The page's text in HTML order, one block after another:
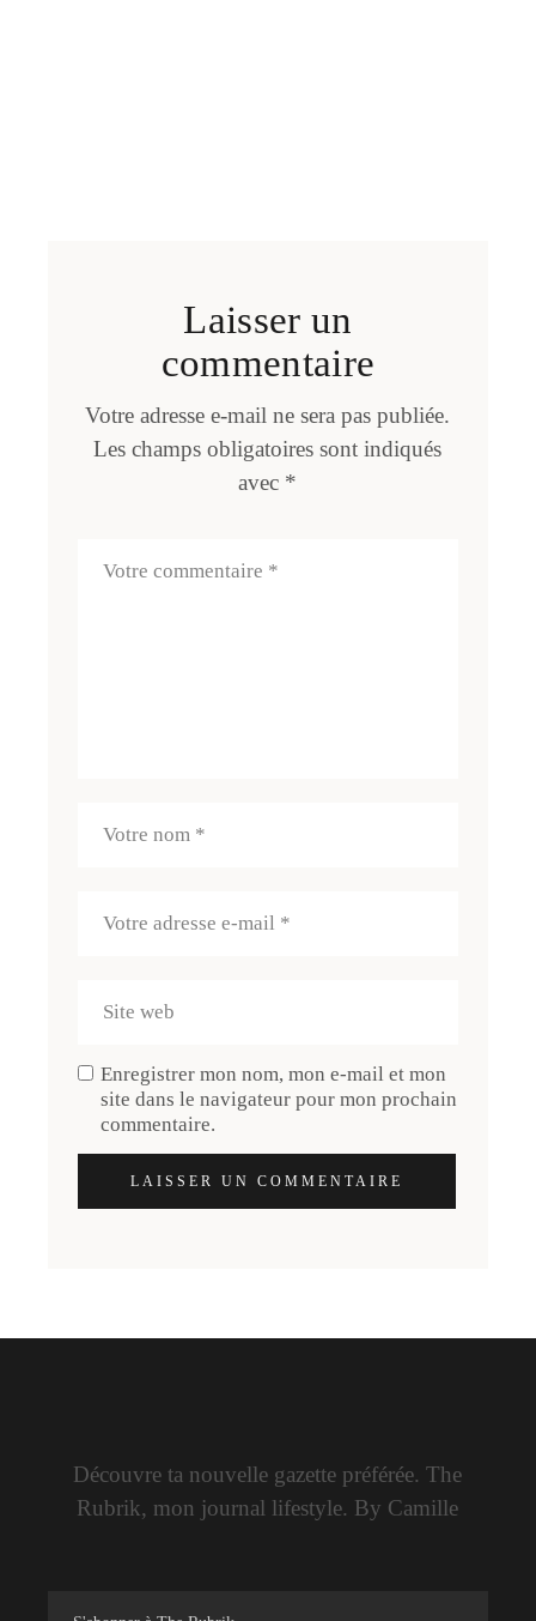
Laisser un
commentaire
Votre adresse e-mail ne sera pas publiée.
Les champs obligatoires sont indiqués
avec *
Enregistrer mon nom, mon e-mail et mon
site dans le navigateur pour mon prochain
commentaire.
LAISSER UN COMMENTAIRE
Découvre ta nouvelle gazette préférée. The
Rubrik, mon journal lifestyle. By Camille